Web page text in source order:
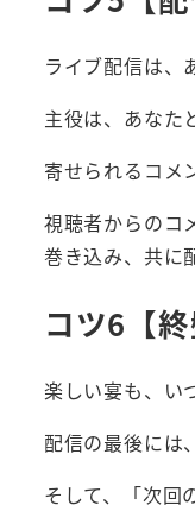
ライブ配信は、
主役は、あなた
寄せられるコメ
視聴者からのコ
巻き込み、共に
コツ6【
楽しい宴も、い
配信の最後には
そして、「次回